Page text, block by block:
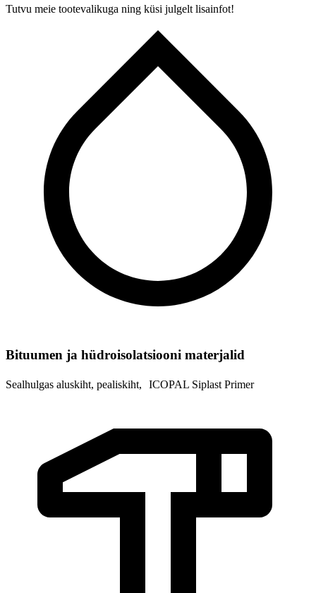
Tutvu meie tootevalikuga ning küsi julgelt lisainfot!
Bituumen ja hüdroisolatsiooni materjalid
Sealhulgas aluskiht, pealiskiht, ICOPAL Siplast Primer